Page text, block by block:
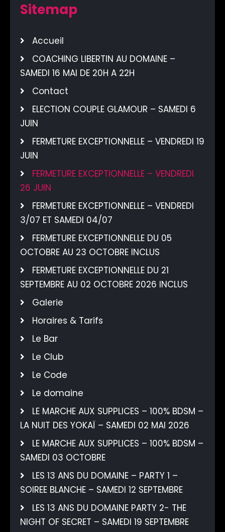
Sitemap
Accueil
COACHING LIBERTIN AU DOMAINE –
SAMEDI 16 MAI DE 20H A 22H
Contact
ELECTION COUPLE GLAMOUR – SAMEDI 6
JUIN
FERMETURE EXCEPTIONNELLE – VENDREDI 19
JUIN
FERMETURE EXCEPTIONNELLE – VENDREDI
26 JUIN
FERMETURE EXCEPTIONNELLE – VENDREDI
3/07 ET SAMEDI 04/07
FERMETURE EXCEPTIONNELLE DU 05
OCTOBRE AU 23 OCTOBRE INCLUS
FERMETURE EXCEPTIONNELLE DU 21
SEPTEMBRE AU 02 OCTOBRE 2026 INCLUS
Galerie
Horaires & Tarifs
Le Bar
Le Club
Le Code
Le domaine
LE MARCHE AUX SUPPLICES – 100% BDSM –
LA NUIT DES YOKAÏ – SAMEDI 02 MAI 2026
LE MARCHE AUX SUPPLICES – 100% BDSM –
SAMEDI 03 OCTOBRE
LES 13 ANS DU DOMAINE – PARTY 1 –
SOIREE BLANCHE – SAMEDI 12 SEPTEMBRE
LES 13 ANS DU DOMAINE PARTY 2- THE
NIGHT OF SECRET – SAMEDI 19 SEPTEMBRE